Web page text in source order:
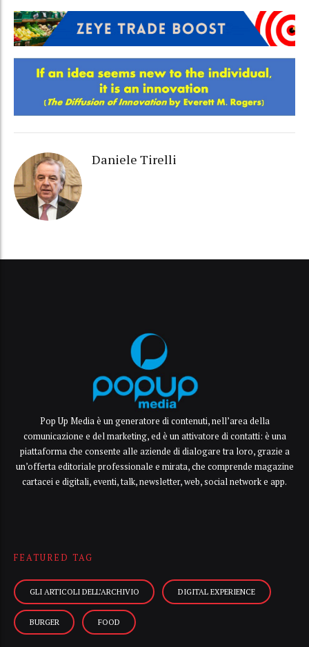
Daniele Tirelli
Pop Up Media è un generatore di contenuti, nell’area della
comunicazione e del marketing, ed è un attivatore di contatti: è una
piattaforma che consente alle aziende di dialogare tra loro, grazie a
un’offerta editoriale professionale e mirata, che comprende magazine
cartacei e digitali, eventi, talk, newsletter, web, social network e app.
FEATURED TAG
GLI ARTICOLI DELL’ARCHIVIO DIGITAL EXPERIENCE
BURGER FOOD